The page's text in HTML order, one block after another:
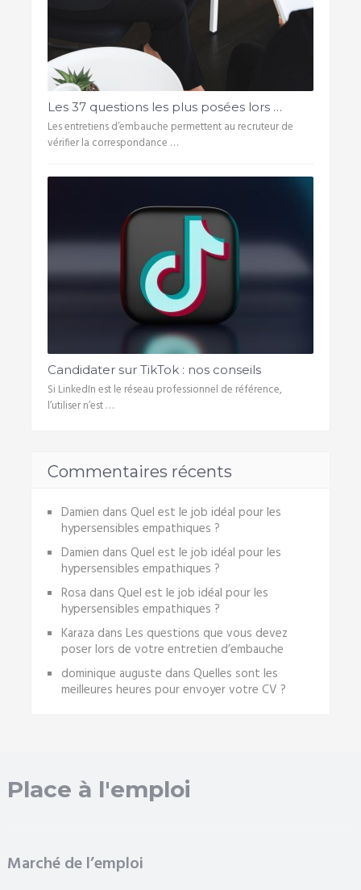
Les 37 questions les plus posées lors …
Les entretiens d’embauche permettent au recruteur de
vérifier la correspondance …
Candidater sur TikTok : nos conseils
Si LinkedIn est le réseau professionnel de référence,
l’utiliser n’est …
Commentaires récents
Damien dans Quel est le job idéal pour les
hypersensibles empathiques ?
Damien dans Quel est le job idéal pour les
hypersensibles empathiques ?
Rosa dans Quel est le job idéal pour les
hypersensibles empathiques ?
Karaza dans Les questions que vous devez
poser lors de votre entretien d’embauche
dominique auguste dans Quelles sont les
meilleures heures pour envoyer votre CV ?
Place à l'emploi
Marché de l’emploi